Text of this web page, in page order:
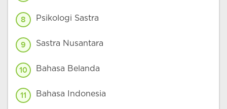
8 Psikologi Sastra
9 Sastra Nusantara
10 Bahasa Belanda
11 Bahasa Indonesia